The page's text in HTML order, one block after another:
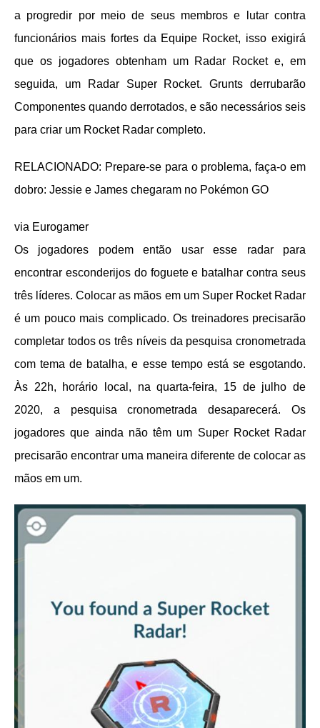
a progredir por meio de seus membros e lutar contra
funcionários mais fortes da Equipe Rocket, isso exigirá
que os jogadores obtenham um Radar Rocket e, em
seguida, um Radar Super Rocket. Grunts derrubarão
Componentes quando derrotados, e são necessários seis
para criar um Rocket Radar completo.
RELACIONADO: Prepare-se para o problema, faça-o em
dobro: Jessie e James chegaram no Pokémon GO
via Eurogamer
Os jogadores podem então usar esse radar para
encontrar esconderijos do foguete e batalhar contra seus
três líderes. Colocar as mãos em um Super Rocket Radar
é um pouco mais complicado. Os treinadores precisarão
completar todos os três níveis da pesquisa cronometrada
com tema de batalha, e esse tempo está se esgotando.
Às 22h, horário local, na quarta-feira, 15 de julho de
2020, a pesquisa cronometrada desaparecerá. Os
jogadores que ainda não têm um Super Rocket Radar
precisarão encontrar uma maneira diferente de colocar as
mãos em um.